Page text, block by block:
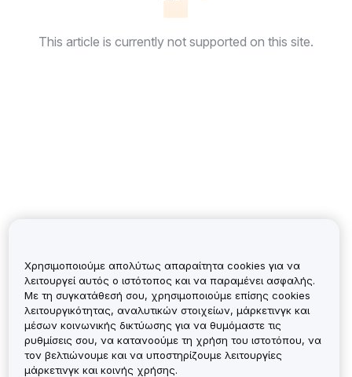
This article is currently not supported on this site.
Was it helpful?
Χρησιμοποιούμε απολύτως απαραίτητα cookies για να
λειτουργεί αυτός ο ιστότοπος και να παραμένει ασφαλής.
Με τη συγκατάθεσή σου, χρησιμοποιούμε επίσης cookies
λειτουργικότητας, αναλυτικών στοιχείων, μάρκετινγκ και
μέσων κοινωνικής δικτύωσης για να θυμόμαστε τις
ρυθμίσεις σου, να κατανοούμε τη χρήση του ιστοτόπου, να
τον βελτιώνουμε και να υποστηρίζουμε λειτουργίες
μάρκετινγκ και κοινής χρήσης.